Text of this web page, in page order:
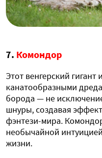
7. Комондор
Этот венгерский гигант
канатообразными
борода — не
шнуры, создавая
фэнтези-мира.
необычайной
жизни.